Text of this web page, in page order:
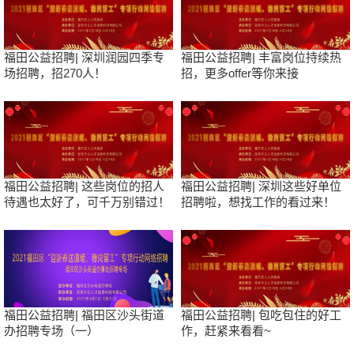
福田公益招聘| 深圳润园四季专
场招聘，招270人！
福田公益招聘| 丰富岗位持续热
招，更多offer等你来接
福田公益招聘| 这些岗位的招人
待遇也太好了，可千万别错过！
福田公益招聘| 深圳这些好单位
招聘啦，想找工作的看过来！
福田公益招聘| 福田区沙头街道
办招聘专场（一）
福田公益招聘| 包吃包住的好工
作，赶紧来看看~